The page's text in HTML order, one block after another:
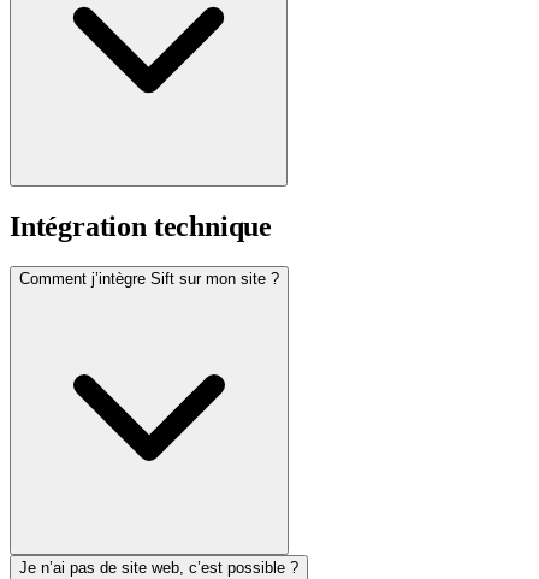
Intégration technique
Comment j’intègre Sift sur mon site ?
Je n’ai pas de site web, c’est possible ?